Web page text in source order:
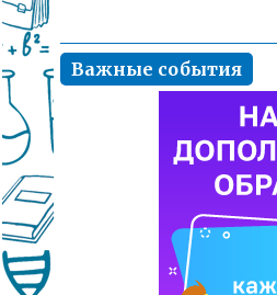
Важные события